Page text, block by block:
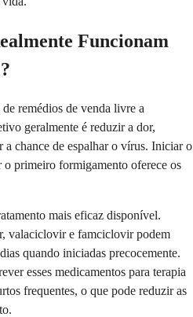
Funcionam
remédios de venda livre a
geralmente é reduzir a dor,
a chance de espalhar o vírus. Iniciar o
o primeiro formigamento oferece os
mais eficaz disponível.
valaciclovir e famciclovir podem
quando iniciadas precocemente.
esses medicamentos para terapia
frequentes, o que pode reduzir as